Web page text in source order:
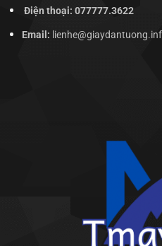
Điện thoại: 077777.3622
Email: